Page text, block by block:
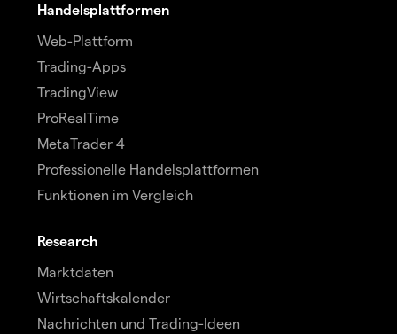
Handelsplattformen
Web-Plattform
Trading-Apps
TradingView
ProRealTime
MetaTrader 4
Professionelle Handelsplattformen
Funktionen im Vergleich
Research
Marktdaten
Wirtschaftskalender
Nachrichten und Trading-Ideen